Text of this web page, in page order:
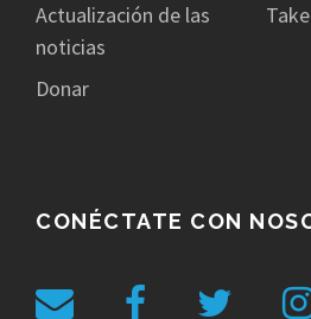
Actualización de las
noticias
Donar
CONÉCTATE CON